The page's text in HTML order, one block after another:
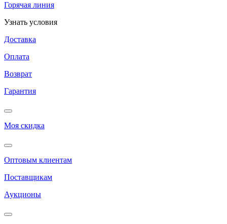
Горячая линия
Узнать условия
Доставка
Оплата
Возврат
Гарантия
Моя скидка
Оптовым клиентам
Поставщикам
Аукционы